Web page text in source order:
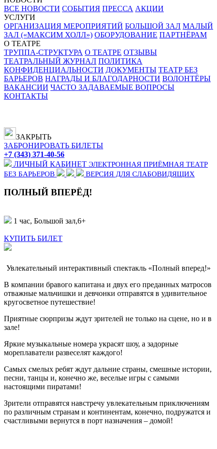
ВСЕ НОВОСТИ СОБЫТИЯ ПРЕССА АКЦИИ
УСЛУГИ
ОРГАНИЗАЦИЯ МЕРОПРИЯТИЙ БОЛЬШОЙ ЗАЛ МАЛЫЙ
ЗАЛ («МАКСИМ ХОЛЛ») ОБОРУДОВАНИЕ ПАРТНЁРАМ
О ТЕАТРЕ
ТРУППА-СТРУКТУРА О ТЕАТРЕ ОТЗЫВЫ
ТЕАТРАЛЬНЫЙ ЖУРНАЛ ПОЛИТИКА
КОНФИДЕНЦИАЛЬНОСТИ ДОКУМЕНТЫ ТЕАТР БЕЗ
БАРЬЕРОВ НАГРАДЫ И БЛАГОДАРНОСТИ ВОЛОНТЁРЫ
ВАКАНСИИ ЧАСТО ЗАДАВАЕМЫЕ ВОПРОСЫ
КОНТАКТЫ
ЗАКРЫТЬ
ЗАБРОНИРОВАТЬ БИЛЕТЫ
+7 (343) 371-40-56
ЛИЧНЫЙ КАБИНЕТ ЭЛЕКТРОННАЯ ПРИЁМНАЯ ТЕАТР
БЕЗ БАРЬЕРОВ
ВЕРСИЯ ДЛЯ СЛАБОВИДЯЩИХ
ПОЛНЫЙ ВПЕРЁД!
1 час, Большой зал,6+
КУПИТЬ БИЛЕТ
Увлекательный интерактивный спектакль «Полный вперед!»
В компании бравого капитана и двух его преданных матросов
отважные мальчишки и девчонки отправятся в удивительное
кругосветное путешествие!
Приятные сюрпризы ждут зрителей не только на сцене, но и в
зале!
Яркие музыкальные номера украсят шоу, а задорные
мореплаватели развеселят каждого!
Самых смелых ребят ждут дальние страны, смешные истории,
песни, танцы и, конечно же, веселые игры с самыми
настоящими пиратами!
Зрители отправятся навстречу увлекательным приключениям
по различным странам и континентам, конечно, подружатся и
счастливыми вернутся в порт назначения – домой!